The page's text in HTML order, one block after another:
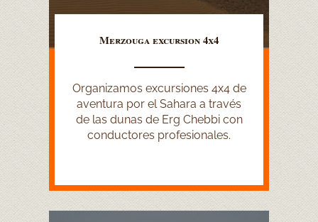
Organizamos excursiones 4x4 de
aventura por el Sahara a través
de las dunas de Erg Chebbi con
conductores profesionales.
Merzouga excursion 4x4